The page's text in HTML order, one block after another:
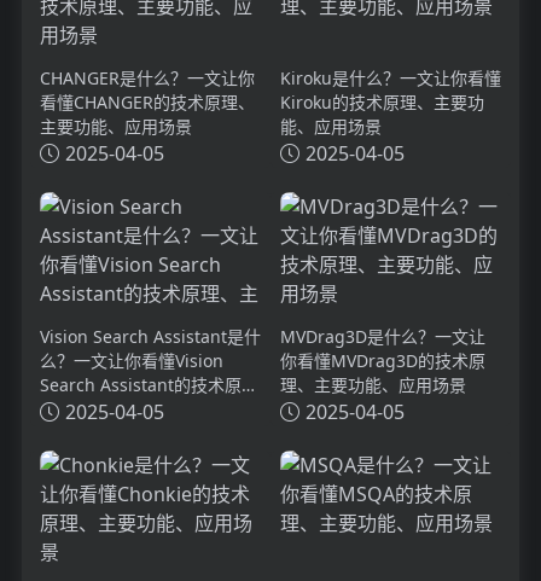
CHANGER是什么？一文让你
看懂CHANGER的技术原理、
主要功能、应用场景
2025-04-05
Kiroku是什么？一文让你看懂
Kiroku的技术原理、主要功
能、应用场景
2025-04-05
Vision Search Assistant是什
么？一文让你看懂Vision
Search Assistant的技术原
理、主要功能、应用场景
2025-04-05
MVDrag3D是什么？一文让
你看懂MVDrag3D的技术原
理、主要功能、应用场景
2025-04-05